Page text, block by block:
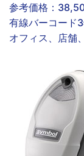
参考価格：
有線バーコード
オフィス、店舗